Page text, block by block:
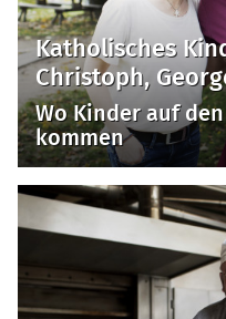
Katholisches
Christoph,
Wo Kinder auf
kommen